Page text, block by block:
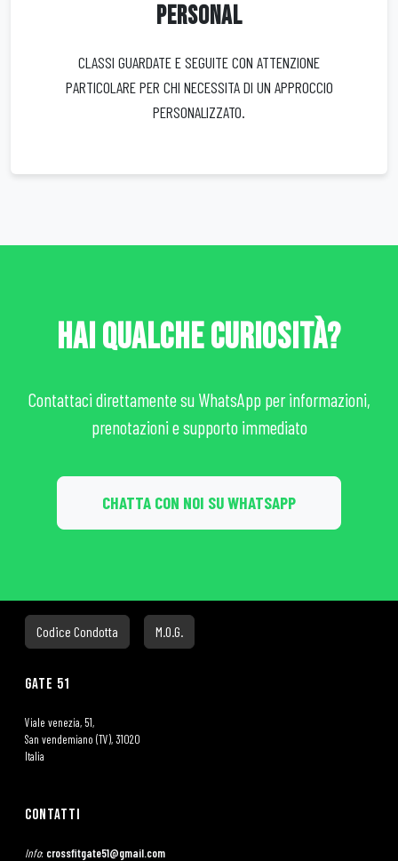
PERSONAL
CLASSI GUARDATE E SEGUITE CON ATTENZIONE
PARTICOLARE PER CHI NECESSITA DI UN APPROCCIO
PERSONALIZZATO.
HAI QUALCHE CURIOSITÀ?
Contattaci direttamente su WhatsApp per informazioni,
prenotazioni e supporto immediato
CHATTA CON NOI SU WHATSAPP
Codice Condotta M.O.G.
Gate 51
Viale venezia, 51,
San vendemiano (TV), 31020
Italia
Contatti
Info: crossfitgate51@gmail.com